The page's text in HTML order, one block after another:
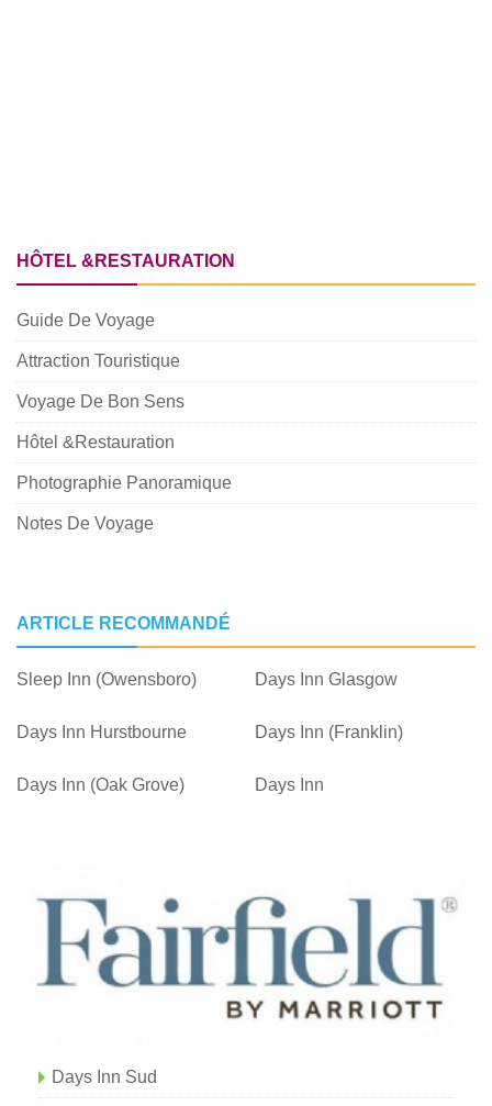
HÔTEL &RESTAURATION
Guide De Voyage
Attraction Touristique
Voyage De Bon Sens
Hôtel &Restauration
Photographie Panoramique
Notes De Voyage
ARTICLE RECOMMANDÉ
Sleep Inn (Owensboro) Days Inn Glasgow
Days Inn Hurstbourne Days Inn (Franklin)
Days Inn (Oak Grove) Days Inn
Days Inn Sud